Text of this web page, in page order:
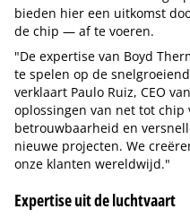
bieden hier een uitkomst
de chip — af te voeren.
"De expertise van Boyd
te spelen op de
verklaart Paulo Ruiz, CEO
oplossingen van net tot chip
betrouwbaarheid en
nieuwe projecten. We
onze klanten wereldwijd."
Expertise uit de luchtvaart